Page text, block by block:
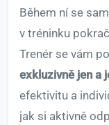
Během ní se
v tréninku
Trenér se vám
exkluzivně jen a
efektivitu a
jak si aktivně